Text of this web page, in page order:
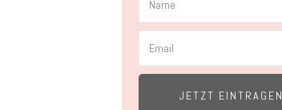
JETZT EINTRAGEN